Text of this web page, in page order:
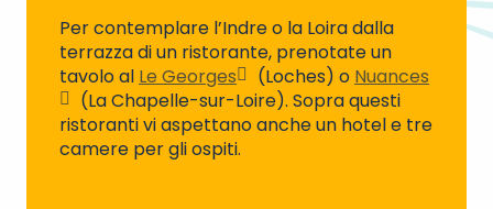
Per contemplare l’Indre o la Loira dalla
terrazza di un ristorante, prenotate un
tavolo al Le Georges (Loches) o Nuances
(La Chapelle-sur-Loire). Sopra questi
ristoranti vi aspettano anche un hotel e tre
camere per gli ospiti.